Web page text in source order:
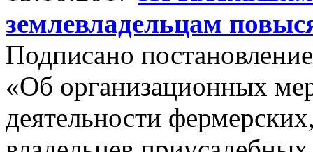
землевладельцам
Подписано
«Об организационных
деятельности